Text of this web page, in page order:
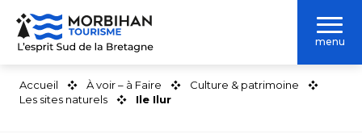
Aller
contenu
menu
Accueil À voir – à Faire
Culture & patrimoine
Les sites naturels
Ile Ilur